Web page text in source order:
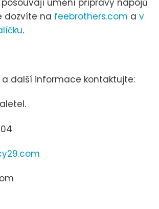
dozvíte na feebrothers.com a v
.
a další informace kontaktujte: